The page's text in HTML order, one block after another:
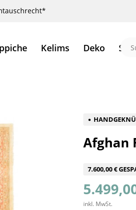
Kelims Deko
Afghan
7.600,00 €
inkl. MwSt.